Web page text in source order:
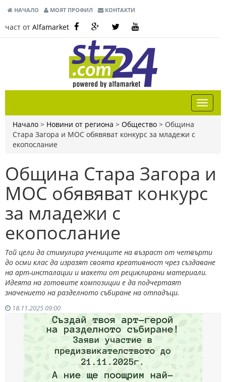
НАЧАЛО МОЯТ ПРОФИЛ КОНТАКТИ
част от Alfamarket
Начало > Новини от региона > Общество > Община
Стара Загора и МОС обявяват конкурс за младежи с
екопослание
Община Стара Загора и
МОС обявяват конкурс
за младежи с
екопослание
Той цели да стимулира учениците на възраст от четвърти
до осми клас да изразят своята креативност чрез създаване
на арт-инсталации и макети от рециклирани материали.
Идеята на готовите композиции е да подчертаят
значението на разделното събиране на отпадъци.
18.11.2025 09:00